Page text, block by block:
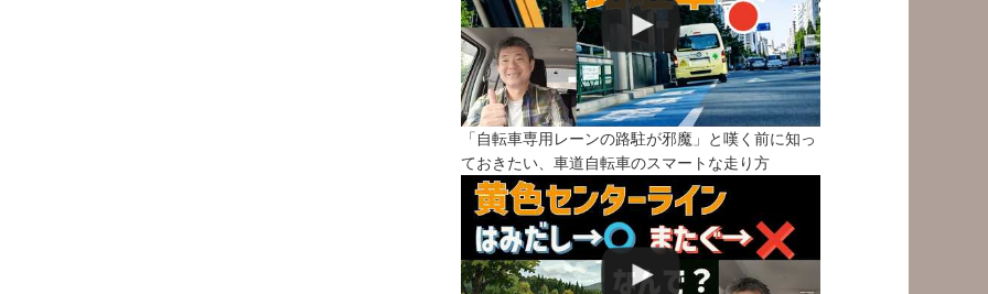
「自転車専用レーンの路駐が邪魔」と嘆く前に知っ
ておきたい、車道自転車のスマートな走り方